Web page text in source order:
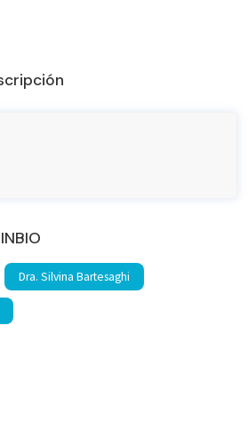
Dra. Silvina Bartesaghi